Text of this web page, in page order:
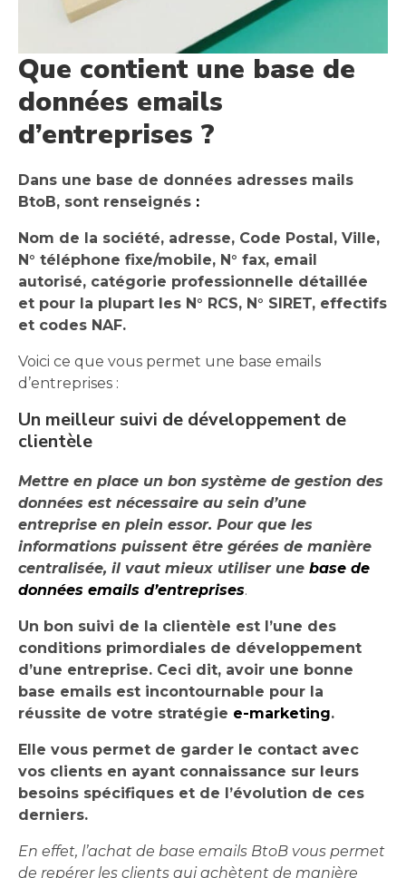
Que contient une base de
données emails
d’entreprises ?
Dans une base de données adresses mails
BtoB, sont renseignés :
Nom de la société, adresse, Code Postal, Ville,
N° téléphone fixe/mobile, N° fax, email
autorisé, catégorie professionnelle détaillée
et pour la plupart les N° RCS, N° SIRET, effectifs
et codes NAF.
Voici ce que vous permet une base emails
d’entreprises :
Un meilleur suivi de développement de
clientèle
Mettre en place un bon système de gestion des
données est nécessaire au sein d’une
entreprise en plein essor. Pour que les
informations puissent être gérées de manière
centralisée, il vaut mieux utiliser une base de
données emails d’entreprises.
Un bon suivi de la clientèle est l’une des
conditions primordiales de développement
d’une entreprise. Ceci dit, avoir une bonne
base emails est incontournable pour la
réussite de votre stratégie e-marketing.
Elle vous permet de garder le contact avec
vos clients en ayant connaissance sur leurs
besoins spécifiques et de l’évolution de ces
derniers.
En effet, l’achat de base emails BtoB vous permet
de repérer les clients qui achètent de manière